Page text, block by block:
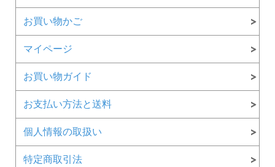
お買い物かご
マイページ
お買い物ガイド
お支払い方法と送料
個人情報の取扱い
特定商取引法